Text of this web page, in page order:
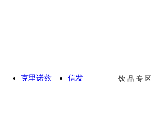
克里诺兹 信发 饮 品 专 区